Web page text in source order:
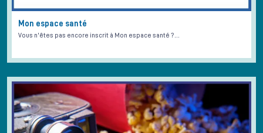
Mon espace santé
Vous n'êtes pas encore inscrit à Mon espace santé ?…